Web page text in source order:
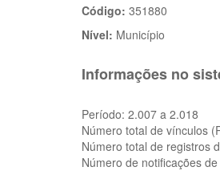
Código: 351880
Nível: Município
Informações no
Período: 2.007 a 2.018
Número total de vínculos
Número total de registros
Número de notificações